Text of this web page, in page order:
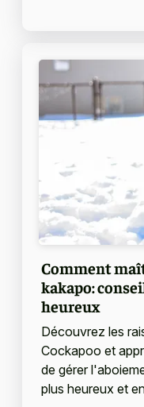
Comment
kakapo:
heureux
Découvrez les
Cockapoo et
de gérer
plus heureux et